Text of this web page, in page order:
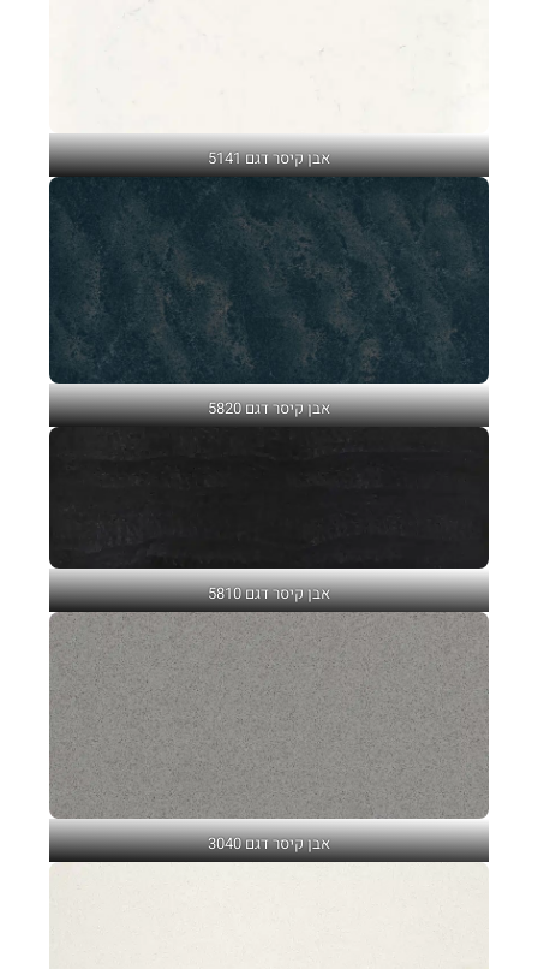
אבן קיסר דגם 5141
אבן קיסר דגם 5820
אבן קיסר דגם 5810
אבן קיסר דגם 3040